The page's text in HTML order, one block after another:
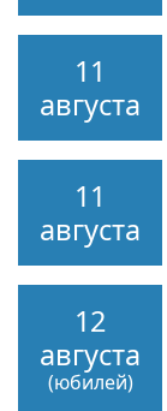
11
августа
11
августа
12
августа
(юбилей)